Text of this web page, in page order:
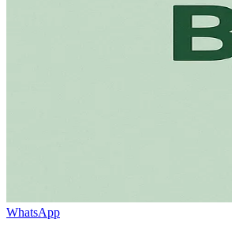
WhatsApp